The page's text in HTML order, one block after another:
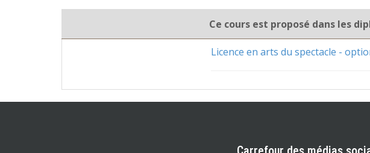
Ce cours est proposé dans les
Licence en arts du spectacle -